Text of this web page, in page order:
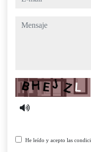
mensaje
Captcha
He leído y acepto las